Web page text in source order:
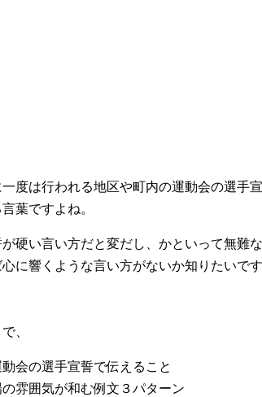
度は行われる地区や町内の運動会の選手
言葉ですよね。
硬い言い方だと変だし、かといって無難
に響くような言い方がないか知りたいです
、
動会の選手宣誓で伝えること
の雰囲気が和む例文３パターン